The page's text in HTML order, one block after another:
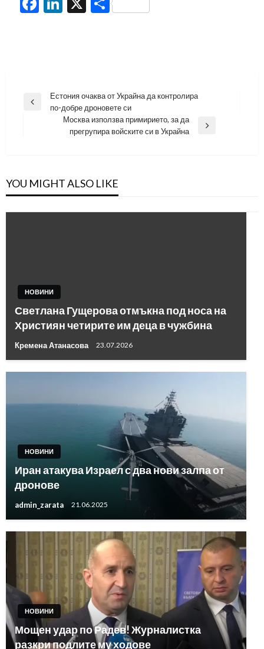
Навигация
Previous
Естония очаква от Украйна да контролира
по-добре дроновете си
Москва използва примирието, за да
прегрупира войските си в Украйна
YOU MIGHT ALSO LIKE
НОВИНИ
Светлана Гущерова отмъкна под носа на
Християн четирите им деца в чужбина
Кремена Атанасова 23.07.2026
НОВИНИ
Иран атакува Израел с два нови залпа от
дронове
admin_zarata 21.06.2025
НОВИНИ
Мощен удар по Радев! Журналистка
разкри подлите му ходове